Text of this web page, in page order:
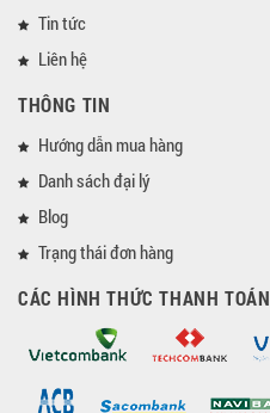
Tin tức
Liên hệ
THÔNG TIN
Hướng dẫn mua hàng
Danh sách đại lý
Blog
Trạng thái đơn hàng
CÁC HÌNH THỨC THANH TOÁN